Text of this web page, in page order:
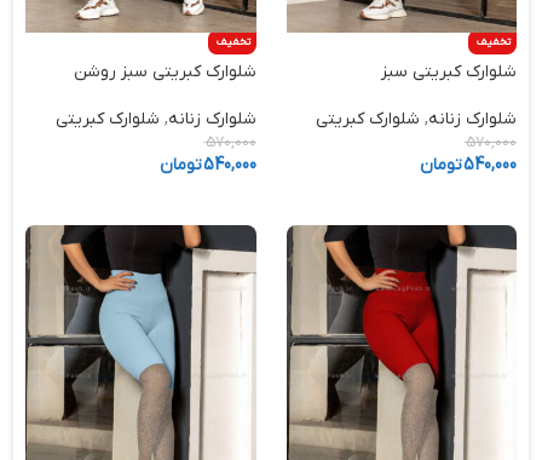
تخفیف
شلوارک کبریتی سبز
شلوارک زنانه, شلوارک کبریتی
570,000
540,000تومان
تخفیف
شلوارک کبریتی سبز روشن
شلوارک زنانه, شلوارک کبریتی
570,000
540,000تومان